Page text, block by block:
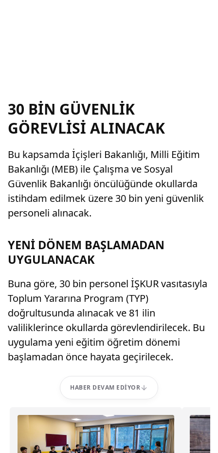
30 BİN GÜVENLİK
GÖREVLİSİ ALINACAK
Bu kapsamda İçişleri Bakanlığı, Milli Eğitim
Bakanlığı (MEB) ile Çalışma ve Sosyal
Güvenlik Bakanlığı öncülüğünde okullarda
istihdam edilmek üzere 30 bin yeni güvenlik
personeli alınacak.
YENİ DÖNEM BAŞLAMADAN
UYGULANACAK
Buna göre, 30 bin personel İŞKUR vasıtasıyla
Toplum Yararına Program (TYP)
doğrultusunda alınacak ve 81 ilin
valiliklerince okullarda görevlendirilecek. Bu
uygulama yeni eğitim öğretim dönemi
başlamadan önce hayata geçirilecek.
HABER DEVAM EDIYOR